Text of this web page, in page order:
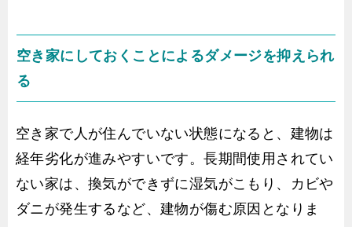
空き家にしておくことによるダメージを抑えられ
る
空き家で人が住んでいない状態になると、建物は
経年劣化が進みやすいです。長期間使用されてい
ない家は、換気ができずに湿気がこもり、カビや
ダニが発生するなど、建物が傷む原因となりま